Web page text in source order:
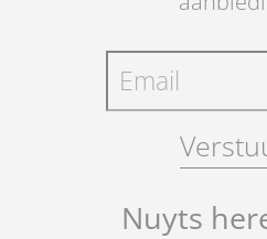
Nuyts
zolang de cookies
gebruikt door de
bezochte